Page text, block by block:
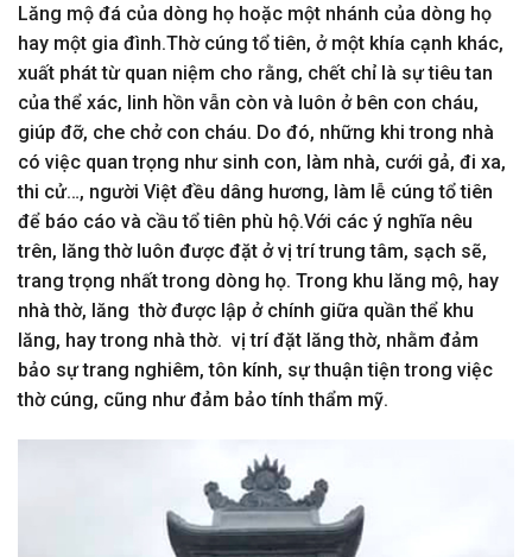
Lăng mộ đá của dòng họ hoặc một nhánh của dòng họ
hay một gia đình.Thờ cúng tổ tiên, ở một khía cạnh khác,
xuất phát từ quan niệm cho rằng, chết chỉ là sự tiêu tan
của thể xác, linh hồn vẫn còn và luôn ở bên con cháu,
giúp đỡ, che chở con cháu. Do đó, những khi trong nhà
có việc quan trọng như sinh con, làm nhà, cưới gả, đi xa,
thi cử…, người Việt đều dâng hương, làm lễ cúng tổ tiên
để báo cáo và cầu tổ tiên phù hộ.Với các ý nghĩa nêu
trên, lăng thờ luôn được đặt ở vị trí trung tâm, sạch sẽ,
trang trọng nhất trong dòng họ. Trong khu lăng mộ, hay
nhà thờ, lăng thờ được lập ở chính giữa quần thể khu
lăng, hay trong nhà thờ. vị trí đặt lăng thờ, nhằm đảm
bảo sự trang nghiêm, tôn kính, sự thuận tiện trong việc
thờ cúng, cũng như đảm bảo tính thẩm mỹ.